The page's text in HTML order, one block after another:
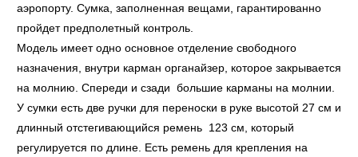
аэропорту. Сумка, заполненная вещами, гарантированно
пройдет предполетный контроль.
Модель имеет одно основное отделение свободного
назначения, внутри карман органайзер, которое закрывается
на молнию. Спереди и сзади большие карманы на молнии.
У сумки есть две ручки для переноски в руке высотой 27 см и
длинный отстегивающийся ремень 123 см, который
регулируется по длине. Есть ремень для крепления на